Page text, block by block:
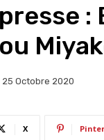
25 Octobre 2020
X